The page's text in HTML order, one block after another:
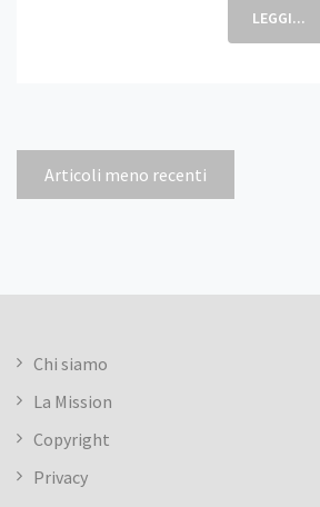
LEGGI...
Navigazione
Articoli meno recenti
Chi siamo
La Mission
Copyright
Privacy